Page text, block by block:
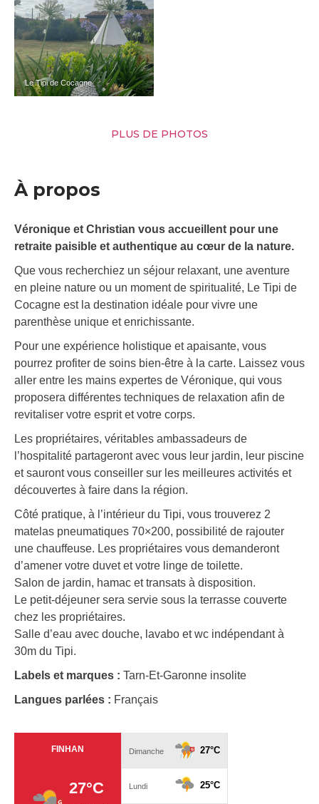
Le Tipi de Cocagne
PLUS DE PHOTOS
À propos
Véronique et Christian vous accueillent pour une
retraite paisible et authentique au cœur de la nature.
Que vous recherchiez un séjour relaxant, une aventure
en pleine nature ou un moment de spiritualité, Le Tipi de
Cocagne est la destination idéale pour vivre une
parenthèse unique et enrichissante.
Pour une expérience holistique et apaisante, vous
pourrez profiter de soins bien-être à la carte. Laissez vous
aller entre les mains expertes de Véronique, qui vous
proposera différentes techniques de relaxation afin de
revitaliser votre esprit et votre corps.
Les propriétaires, véritables ambassadeurs de
l’hospitalité partageront avec vous leur jardin, leur piscine
et sauront vous conseiller sur les meilleures activités et
découvertes à faire dans la région.
Côté pratique, à l’intérieur du Tipi, vous trouverez 2
matelas pneumatiques 70×200, possibilité de rajouter
une chauffeuse. Les propriétaires vous demanderont
d’amener votre duvet et votre linge de toilette.
Salon de jardin, hamac et transats à disposition.
Le petit-déjeuner sera servie sous la terrasse couverte
chez les propriétaires.
Salle d’eau avec douche, lavabo et wc indépendant à
30m du Tipi.
Labels et marques : Tarn-Et-Garonne insolite
Langues parlées : Français